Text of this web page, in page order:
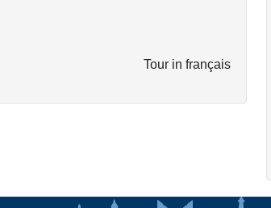
Tour in français